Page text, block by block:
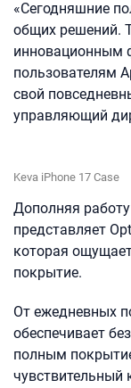
«Сегодняшние
общих решений.
инновационным
пользователям
свой
управляющий
Keva iPhone 17 Case
Дополняя
представляет
которая
покрытие.
От ежедневных
обеспечивает
полным
чувствительный